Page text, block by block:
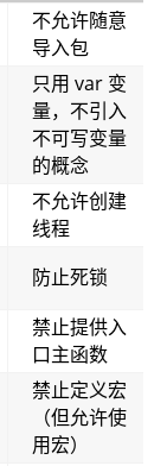
不允许随意
导入包
只用 var 变
量，不引入
不可写变量
的概念
不允许创建
线程
防止死锁
禁止提供入
口主函数
禁止定义宏
（但允许使
用宏）